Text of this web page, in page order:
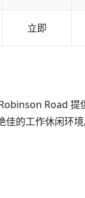
立即
Road
的工作休闲环境